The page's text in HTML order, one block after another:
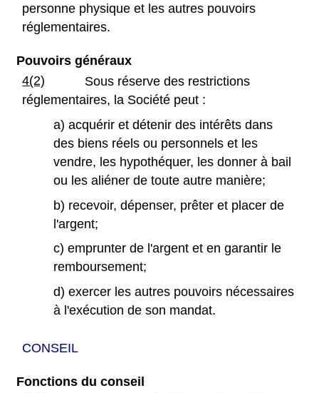
personne physique et les autres pouvoirs
réglementaires.
Pouvoirs généraux
4(2)
Sous réserve des restrictions
réglementaires, la Société peut :
a) acquérir et détenir des intérêts dans
des biens réels ou personnels et les
vendre, les hypothéquer, les donner à bail
ou les aliéner de toute autre manière;
b) recevoir, dépenser, prêter et placer de
l'argent;
c) emprunter de l'argent et en garantir le
remboursement;
d) exercer les autres pouvoirs nécessaires
à l'exécution de son mandat.
CONSEIL
Fonctions du conseil